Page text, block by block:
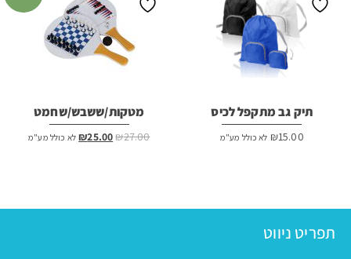
תיק גב מתקפל לכיס
₪15.00 לא כולל מע"מ
מטקות/ששבש/שחמט
₪27.00
המחיר₪25.00 המחיר
לא כולל מע"מ
תפריט ניווט